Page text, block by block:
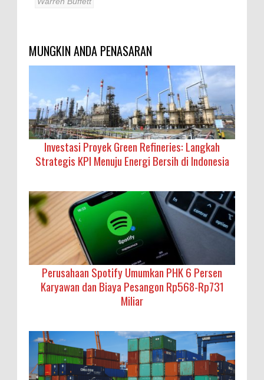
MUNGKIN ANDA PENASARAN
Investasi Proyek Green Refineries: Langkah
Strategis KPI Menuju Energi Bersih di Indonesia
Perusahaan Spotify Umumkan PHK 6 Persen
Karyawan dan Biaya Pesangon Rp568-Rp731
Miliar